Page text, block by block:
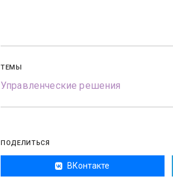
ТЕМЫ
Управленческие решения
ПОДЕЛИТЬСЯ
ВКонтакте